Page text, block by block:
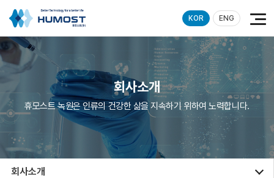
KOR ENG
회사소개
휴모스트 녹원은 인류의 건강한 삶을 지속하기 위하여 노력합니다.
회사소개